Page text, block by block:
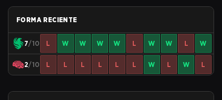
FORMA RECIENTE
7/10 L W W W W L W W L W
2/10 L L L L L L W L W L